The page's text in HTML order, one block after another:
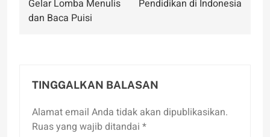
Gelar Lomba Menulis
dan Baca Puisi
Pendidikan di Indonesia
TINGGALKAN BALASAN
Alamat email Anda tidak akan dipublikasikan.
Ruas yang wajib ditandai *